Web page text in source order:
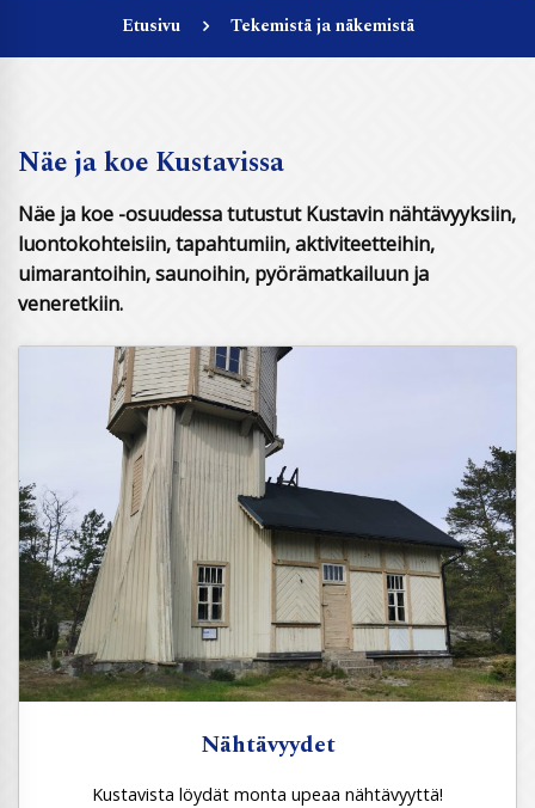
Etusivu Tekemistä ja näkemistä
Näe ja koe Kustavissa
Näe ja koe -osuudessa tutustut Kustavin nähtävyyksiin,
luontokohteisiin, tapahtumiin, aktiviteetteihin,
uimarantoihin, saunoihin, pyörämatkailuun ja
veneretkiin.
Nähtävyydet
Kustavista löydät monta upeaa nähtävyyttä!